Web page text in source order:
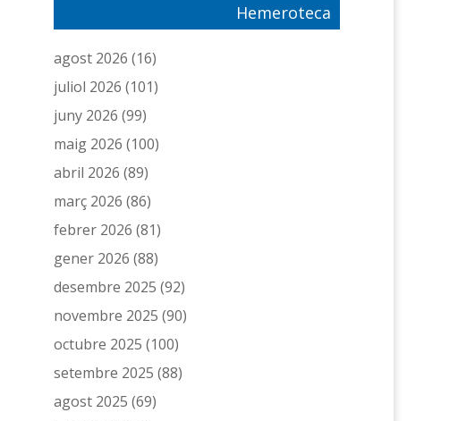
Hemeroteca
agost 2026 (16)
juliol 2026 (101)
juny 2026 (99)
maig 2026 (100)
abril 2026 (89)
març 2026 (86)
febrer 2026 (81)
gener 2026 (88)
desembre 2025 (92)
novembre 2025 (90)
octubre 2025 (100)
setembre 2025 (88)
agost 2025 (69)